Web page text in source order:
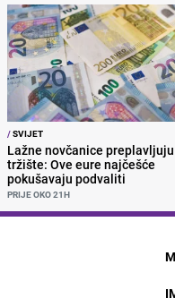
/SVIJET
Lažne novčanice preplavljuju
tržište: Ove eure najčešće
pokušavaju podvaliti
PRIJE OKO 21H